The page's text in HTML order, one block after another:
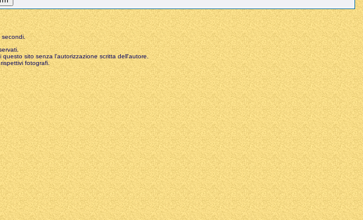
sito senza l'autorizzazione scritta dell'autore.
fotografi.